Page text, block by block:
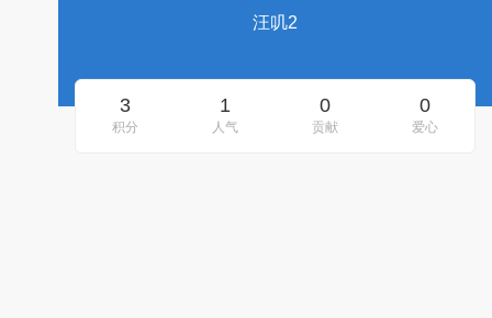
汪叽2
3
积分
1
人气
0
贡献
0
爱心